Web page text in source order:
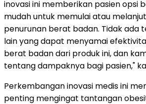
inovasi ini memberikan pasien opsi
mudah untuk memulai atau
penurunan berat badan. Tidak ada
lain yang dapat menyamai
berat badan dari produk ini, dan
tentang dampaknya bagi pasien,"
Perkembangan inovasi medis ini
penting mengingat tantangan